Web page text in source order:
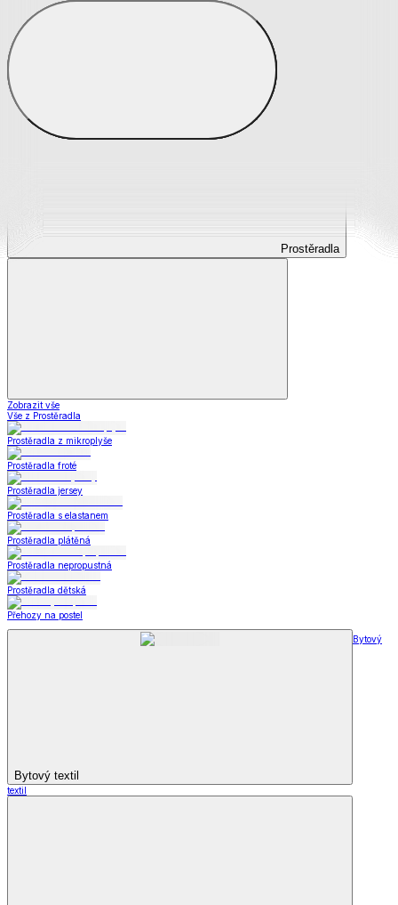
Prostěradla
Prostěradla
Zobrazit vše
Vše z Prostěradla
Prostěradla z mikroplyše
Prostěradla froté
Prostěradla jersey
Prostěradla s elastanem
Prostěradla plátěná
Prostěradla nepropustná
Prostěradla dětská
Přehozy na postel
Bytový textil
Bytový
textil